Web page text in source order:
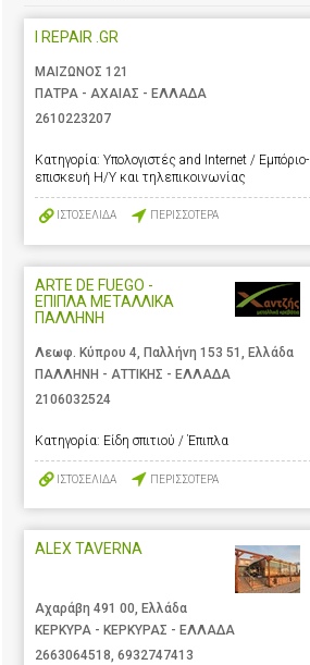
I REPAIR .GR
ΜΑΙΖΩΝΟΣ 121
ΠΑΤΡΑ - ΑΧΑΙΑΣ - ΕΛΛΑΔΑ
2610223207
Κατηγορία: Υπολογιστές and Internet / Εμπόριο-
επισκευή Η/Υ και τηλεπικοινωνίας
ΙΣΤΟΣΕΛΙΔΑ ΠΕΡΙΣΣΟΤΕΡΑ
ARTE DE FUEGO -
ΕΠΙΠΛΑ ΜΕΤΑΛΛΙΚΑ
ΠΑΛΛΗΝΗ
Λεωφ. Κύπρου 4, Παλλήνη 153 51, Ελλάδα
ΠΑΛΛΗΝΗ - ΑΤΤΙΚΗΣ - ΕΛΛΑΔΑ
2106032524
Κατηγορία: Είδη σπιτιού / Έπιπλα
ΙΣΤΟΣΕΛΙΔΑ ΠΕΡΙΣΣΟΤΕΡΑ
ALEX TAVERNA
Αχαράβη 491 00, Ελλάδα
ΚΕΡΚΥΡΑ - ΚΕΡΚΥΡΑΣ - ΕΛΛΑΔΑ
2663064518, 6932747413